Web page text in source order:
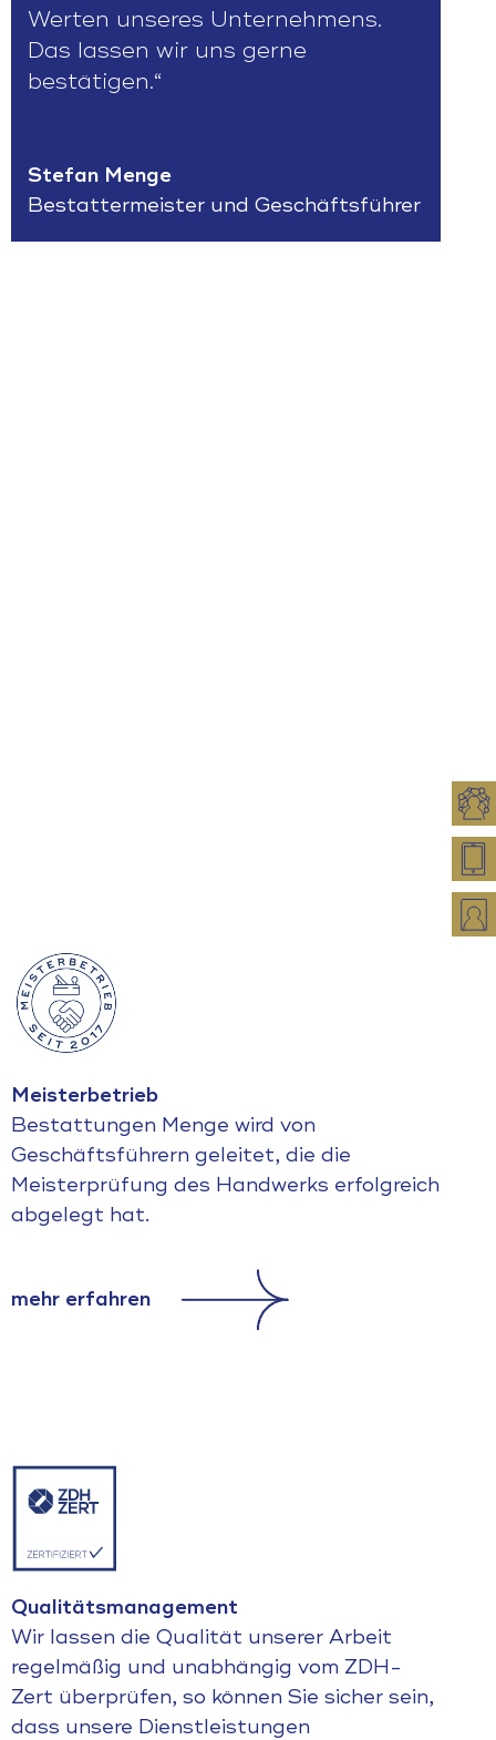
Werten unseres Unternehmens.
Das lassen wir uns gerne
bestätigen.“
Stefan Menge
Bestattermeister und Geschäftsführer
Meisterbetrieb
Bestattungen Menge wird von
Geschäftsführern geleitet, die die
Meisterprüfung des Handwerks erfolgreich
abgelegt hat.
mehr erfahren
Qualitätsmanagement
Wir lassen die Qualität unserer Arbeit
regelmäßig und unabhängig vom ZDH-
Zert überprüfen, so können Sie sicher sein,
dass unsere Dienstleistungen